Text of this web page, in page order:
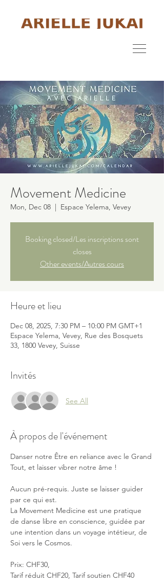
Movement Medicine
Mon, Dec 08
  |
Espace Yelema, Vevey
Booking closed/Les inscriptions sont
closes
Other events/Autres cours
Heure et lieu
Dec 08, 2025, 7:30 PM – 10:00 PM GMT+1
Espace Yelema, Vevey, Rue des Bosquets
33, 1800 Vevey, Suisse
Invités
See All
À propos de l'événement
Danser notre Être en reliance avec le Grand
Tout, et laisser vibrer notre âme !
Aucun pré-requis. Juste se laisser guider
par ce qui est.
La Movement Medicine est une pratique
de danse libre en conscience, guidée par
une intention dans un voyage intétieur, de
Soi vers le Cosmos.
Prix: CHF30,
Tarif réduit CHF20, Tarif soutien CHF40